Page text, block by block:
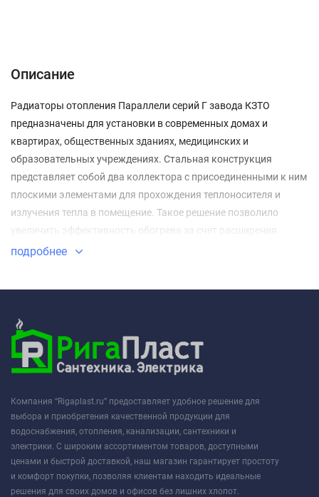
Описание
Радиаторы отопления Параллели серий Г завода КЗТО
предназначены для установки в современных домах и
квартирах, общественных зданиях, медицинских и
образовательных учреждениях. Стальная конструкция
представляет собой два коллектора с присоединенными к ним
плоскими элементами для прохождения теплоносителя и
излучения тепла в помещение. Такое решение позволило
увеличить эффективность обогрева за счет расширения
площади рабочей поверхности.
подробнее
Компания “Rigaplast.ru” предоставляет удобное решение для
выбора и приобретения качественной продукции для
водоснабжения, отопления, канализации, сантехники и
электрики. С широким ассортиментом товаров, доступными
ценами и быстрой доставкой, наш магазин гарантирует простоту
и комфорт покупки, позволяя клиентам находить идеальные
решения для своих домов и офисов без лишних хлопот.